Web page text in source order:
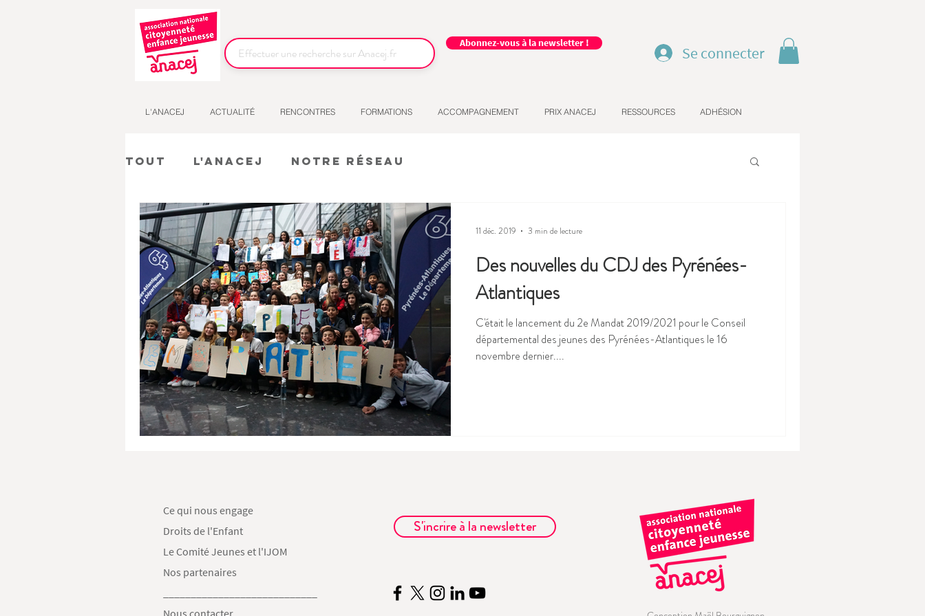
Abonnez-vous à la newsletter !
Se connecter
L'ANACEJ ACTUALITÉ RENCONTRES FORMATIONS ACCOMPAGNEMENT PRIX ANACEJ RESSOURCES ADHÉSION
Tout L'Anacej Notre réseau
Des nouvelles du CDJ des Pyrénées-
Atlantiques
C'était le lancement du 2e Mandat 2019/2021 pour le Conseil
départemental des jeunes des Pyrénées-Atlantiques le 16
novembre dernier....
11 déc. 2019 3 min de lecture
Ce qui nous engage
Droits de l'Enfant
Le Comité Jeunes et l'IJOM
Nos partenaires
Nous contacter
S'incrire à la newsletter